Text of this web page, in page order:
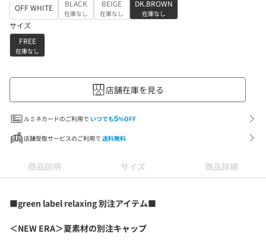
OFF WHITE
BLACK
在庫なし
BEIGE
在庫なし
DK.BROWN
在庫なし
サイズ
FREE
在庫なし
店舗在庫を見る
ルミネカードのご利用で いつでも5%OFF
店舗受取サービスのご利用で 送料無料
商品説明 サイズ 商品詳細
■green label relaxing 別注アイテム■
＜NEW ERA＞夏素材の別注キャップ